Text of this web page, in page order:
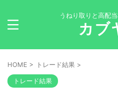
うねり取りと高配
カブ
HOME > トレード結果 >
トレード結果